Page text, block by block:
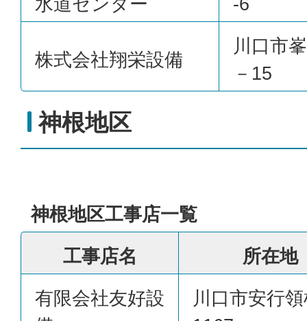
株式会社翔栄設備
川口市
－15
神根地区
神根地区工事店一覧
工事店名
所在地
有限会社友好設
川口市安行